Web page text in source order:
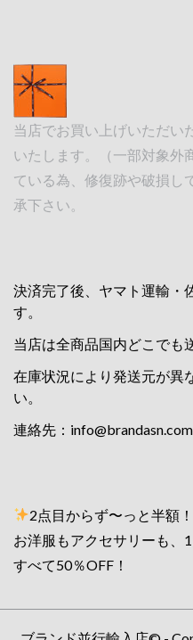
当店でお買い上げいただい
いたします。（一部対象外
ている為、修復跡や破損し
承下さい。
決済完了後、ヤマト運輸・
す。
当店は全商品国内どこでも
在庫状況により発送元が異
い。
連絡先： info@brandasn.com
2点目からず〜っと半額！
お洋服もアクセサリーも、
すべて50％OFF！